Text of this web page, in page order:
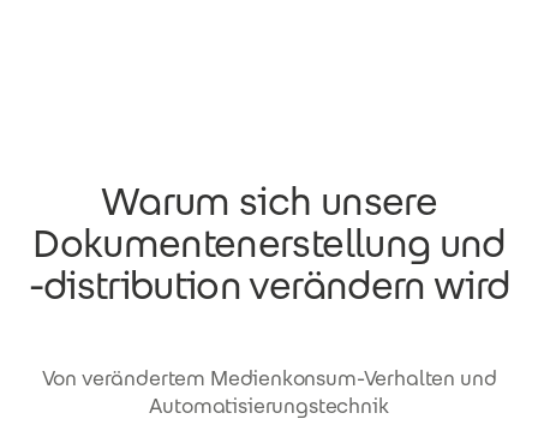
Warum sich unsere
Dokumentenerstellung und
-distribution verändern wird
Von verändertem Medienkonsum-Verhalten und
Automatisierungstechnik